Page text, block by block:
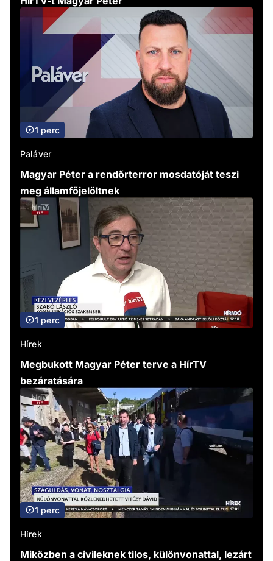
1 perc
Paláver
Magyar Péter a rendőrterror mosdatóját teszi
meg államfőjelöltnek
1 perc
Hírek
Megbukott Magyar Péter terve a HírTV
bezáratására
1 perc
Hírek
Miközben a civileknek tilos, különvonattal, lezárt